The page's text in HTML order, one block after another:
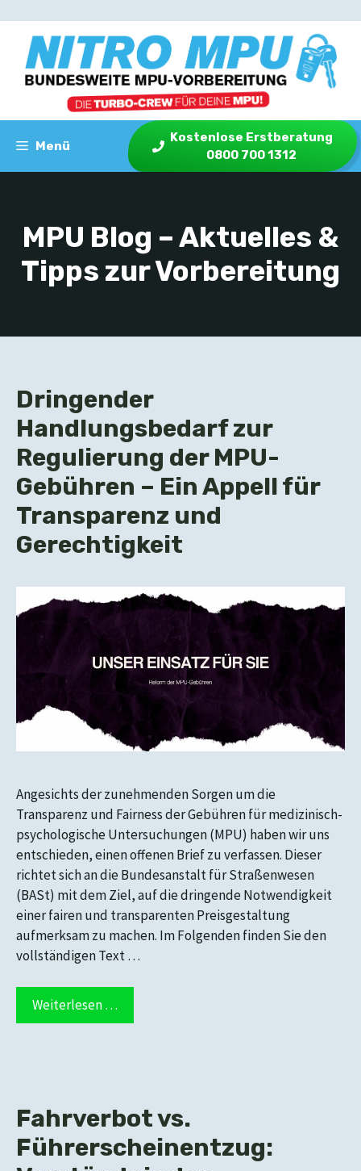
Inhalt
springen
Menü
Kostenlose Erstberatung
0800 700 1312
MPU Blog – Aktuelles &
Tipps zur Vorbereitung
Dringender
Handlungsbedarf zur
Regulierung der MPU-
Gebühren – Ein Appell für
Transparenz und
Gerechtigkeit
Angesichts der zunehmenden Sorgen um die
Transparenz und Fairness der Gebühren für medizinisch-
psychologische Untersuchungen (MPU) haben wir uns
entschieden, einen offenen Brief zu verfassen. Dieser
richtet sich an die Bundesanstalt für Straßenwesen
(BASt) mit dem Ziel, auf die dringende Notwendigkeit
einer fairen und transparenten Preisgestaltung
aufmerksam zu machen. Im Folgenden finden Sie den
vollständigen Text …
Weiterlesen …
Fahrverbot vs.
Führerscheinentzug: